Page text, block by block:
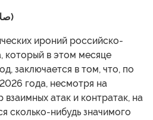
Салах аль-Гуль (صلاح الغول)
ироний российско-
который в этом месяце
заключается в том, что, по
года, несмотря на
атак и контратак, на
сколько-нибудь значимого